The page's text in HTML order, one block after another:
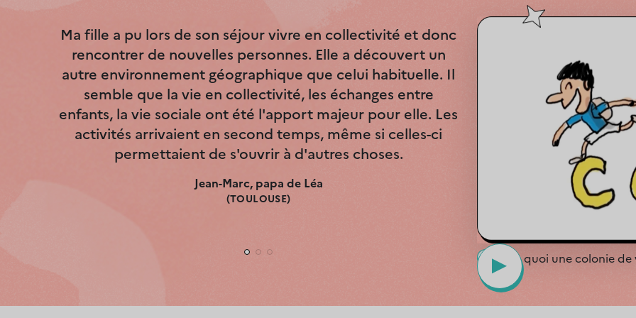
Ma fille a pu lors de son séjour vivre en collectivité et donc
rencontrer de nouvelles personnes. Elle a découvert un
autre environnement géographique que celui habituelle. Il
semble que la vie en collectivité, les échanges entre
enfants, la vie sociale ont été l'apport majeur pour elle. Les
activités arrivaient en second temps, même si celles-ci
permettaient de s'ouvrir à d'autres choses.
Jean-Marc, papa de Léa
(TOULOUSE)
Mon fils a pu
apprenant
dispensés par un
après-midi
l'immersion de la
pendant le
pourtant
▲
C’est quoi une colonie de